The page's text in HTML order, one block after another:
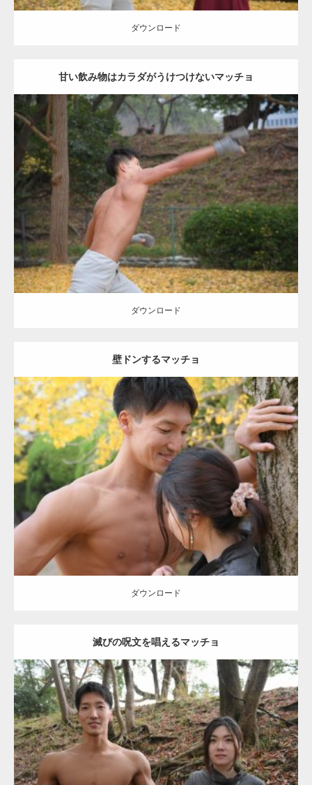
ダウンロード
甘い飲み物はカラダがうけつけないマッチョ
Update:2021.07.8
Category: 公園のマッチョ その他 AKIHITO(細マッチョ) 背中
ダウンロード
ダウンロード
壁ドンするマッチョ
Update: 2021.07.8
Category:公園のマッチョ その他 AKIHITO(細マッチョ) 大胸筋 肩 腹
筋
ダウンロード
ダウンロード
滅びの呪文を唱えるマッチョ
Update:2021.07.8
Category:公園のマッチョ その他 AKIHITO(細マッチョ) 大胸筋 腹筋
ダウンロード
【YouTube】マッチョフリー素材メンバーが
ギネス世界記録…
【TV】TBS番組「ひるおび」にてマッスルプ
ラスが紹介されま…
TOKYO FMラジオ番組「ONE MORNING」
で紹介さ…